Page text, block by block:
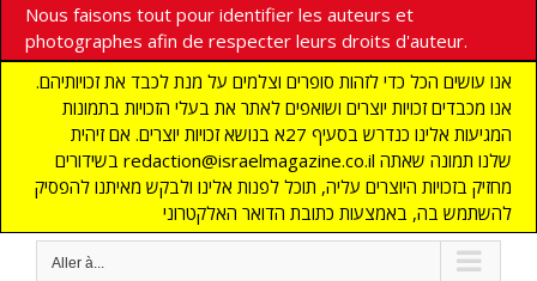
Nous faisons tout pour identifier les auteurs et
photographes afin de respecter leurs droits d'auteur.
אנו עושים הכל כדי לזהות סופרים וצלמים על מנת לכבד את זכויותיהם.
אנו מכבדים זכויות יוצרים ושואפים לאתר את בעלי הזכויות בתמונות
המגיעות אלינו כנדרש בסעיף 27א בנושא זכויות יוצרים. אם זיהית
בשידורים redaction@israelmagazine.co.il שלנו תמונה שאתה
מחזיק בזכויות היוצרים עליה, תוכל לפנות אלינו ולבקש מאיתנו להפסיק
להשתמש בה, באמצעות כתובת הדואר האלקטרוני
Aller à...